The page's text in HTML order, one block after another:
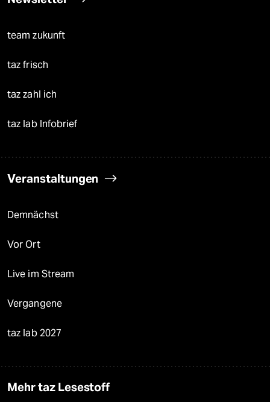
team zukunft
taz frisch
taz zahl ich
taz lab Infobrief
Veranstaltungen
Demnächst
Vor Ort
Live im Stream
Vergangene
taz lab 2027
Mehr taz Lesestoff